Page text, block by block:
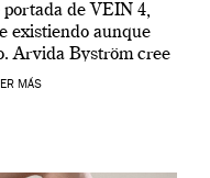
de VEIN 4,
existiendo aunque
Arvida Byström cree
complejo […]
MÁS